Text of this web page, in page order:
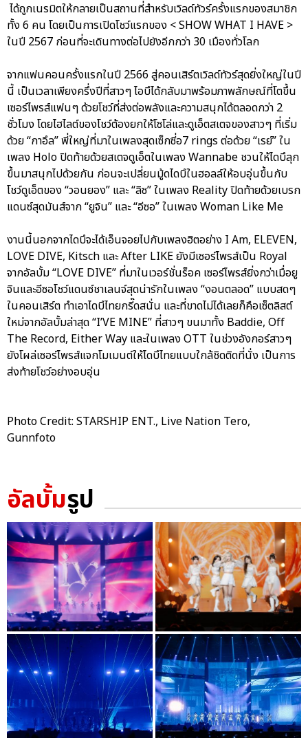
ได้ถูกเนรมิตให้กลายเป็นสถานที่สำหรับเวิลด์ทัวร์ครั้งแรกของสมาชิก
ทั้ง 6 คน โดยเป็นการเปิดโชว์แรกของ < SHOW WHAT I HAVE >
ในปี 2567 ก่อนที่จะเดินทางต่อไปยังอีกกว่า 30 เมืองทั่วโลก
จากแฟนคอนครั้งแรกในปี 2566 สู่คอนเสิร์ตเวิลด์ทัวร์สุดยิ่งใหญ่ในปี
นี้ เป็นเวลาเพียงครึ่งปีที่สาวๆ ไอบึได้กลับมาพร้อมภาพลักษณ์ที่โตขึ้น
เซอร์ไพรส์แฟนๆ ด้วยโชว์ที่ส่งต่อพลังและความสนุกได้ตลอดกว่า 2
ชั่วโมง โดยไฮไลต์ของโชว์ต้องยกให้โซโล่และดูเอ็ตสเตจของสาวๆ ที่เริ่ม
ด้วย “กาอึล” พี่ใหญ่ที่มาในเพลงสุดเซ็กซี่อ7 rings ต่อด้วย “เรย์” ใน
เพลง Holo ปิดท้ายด้วยสเตจดูเอ็ตในเพลง Wannabe ชวนให้ไดบึลุก
ขึ้นมาสนุกไปด้วยกัน ก่อนจะเปลี่ยนมู้ดไดบึในฮอลล์ให้อบอุ่นขึ้นกับ
โชว์ดูเอ็ตของ “วอนยอง” และ “ลิซ” ในเพลง Reality ปิดท้ายด้วยเบรก
แดนซ์สุดมันส์จาก “ยูจิน” และ “อีซอ” ในเพลง Woman Like Me
งานนี้นอกจากไดบึจะได้เอ็นจอยไปกับเพลงฮิตอย่าง I Am, ELEVEN,
LOVE DIVE, Kitsch และ After LIKE ยังมีเซอร์ไพรส์เป็น Royal
จากอัลบั้ม “LOVE DIVE” ที่มาในเวอร์ชั่นร็อค เซอร์ไพรส์ยิ่งกว่าเมื่อยู
จินและอีซอโชว์แดนซ์ชาเลนจ์สุดน่ารักในเพลง “งอนตลอด” แบบสดๆ
ในคอนเสิร์ต ทำเอาไดบึไทยกรี๊ดสนั่น และที่ขาดไม่ได้เลยก็คือเซ็ตลิสต์
ใหม่จากอัลบั้มล่าสุด “I’VE MINE” ที่สาวๆ ขนมาทั้ง Baddie, Off
The Record, Either Way และในเพลง OTT ในช่วงอังกอร์สาวๆ
ยังโผล่เซอร์ไพรส์แจกโมเมนต์ให้ไดบึไทยแบบใกล้ชิดติดที่นั่ง เป็นการ
ส่งท้ายโชว์อย่างอบอุ่น
Photo Credit: STARSHIP ENT., Live Nation Tero,
Gunnfoto
อัลบั้มรูป